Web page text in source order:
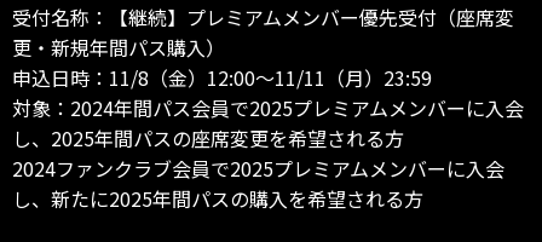
受付名称：【継続】プレミアムメンバー優先受付（座席変
更・新規年間パス購入）
申込日時：11/8（金）12:00～11/11（月）23:59
対象：2024年間パス会員で2025プレミアムメンバーに入会
し、2025年間パスの座席変更を希望される方
2024ファンクラブ会員で2025プレミアムメンバーに入会
し、新たに2025年間パスの購入を希望される方